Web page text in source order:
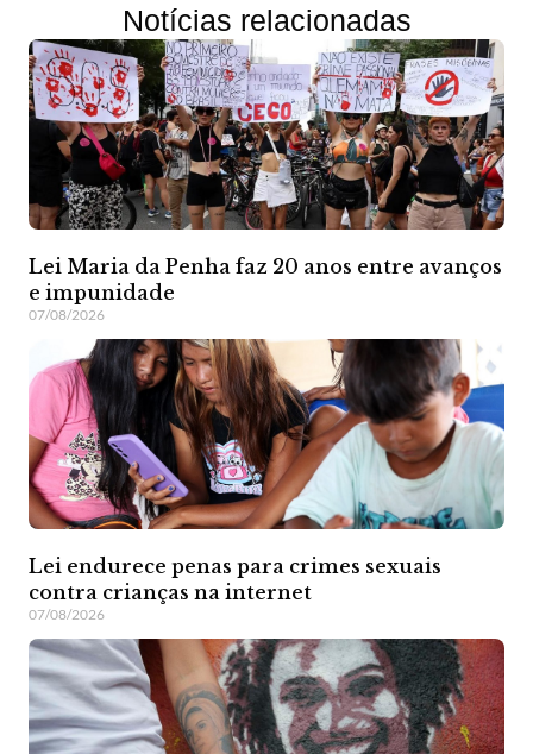
Notícias relacionadas
Lei Maria da Penha faz 20 anos entre avanços
e impunidade
07/08/2026
Lei endurece penas para crimes sexuais
contra crianças na internet
07/08/2026